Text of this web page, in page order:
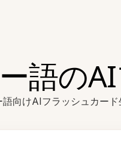
語の
語向けAIフラッシュカー